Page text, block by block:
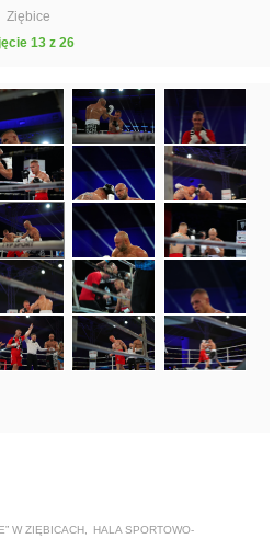
Ziębice
13 z 26
W ZIĘBICACH HALA SPORTOWO-